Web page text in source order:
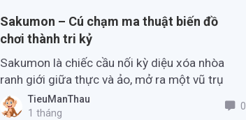
Sakumon – Cú chạm ma thuật biến đồ
chơi thành tri kỷ
Sakumon là chiếc cầu nối kỳ diệu xóa nhòa
ranh giới giữa thực và ảo, mở ra một vũ trụ
ấm áp cùng những sinh vật sành điệu.
TieuManThau
1 tháng
0